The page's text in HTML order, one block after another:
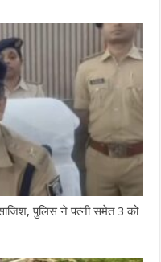
पुलिस ने पत्नी समेत 3 को